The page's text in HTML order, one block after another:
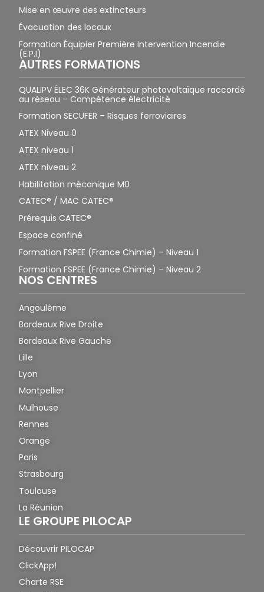
Mise en œuvre des extincteurs
Évacuation des locaux
Formation Équipier Première Intervention Incendie
(E.P.I)
AUTRES FORMATIONS
QUALIPV ÉLEC 36K Générateur photovoltaïque raccordé
au réseau – Compétence électricité
Formation SECUFER – Risques ferroviaires
ATEX Niveau 0
ATEX niveau 1
ATEX niveau 2
Habilitation mécanique M0
CATEC® / MAC CATEC®
Prérequis CATEC®
Espace confiné
Formation FSPEE (France Chimie) – Niveau 1
Formation FSPEE (France Chimie) – Niveau 2
NOS CENTRES
Angoulême
Bordeaux Rive Droite
Bordeaux Rive Gauche
Lille
Lyon
Montpellier
Mulhouse
Rennes
Orange
Paris
Strasbourg
Toulouse
La Réunion
LE GROUPE PILOCAP
Découvrir PILOCAP
ClickApp!
Charte RSE